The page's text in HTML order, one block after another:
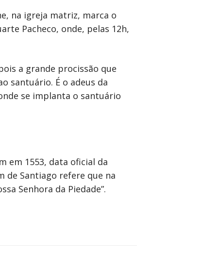
na igreja matriz, marca o
Pacheco, onde, pelas 12h,
a grande procissão que
santuário. É o adeus da
se implanta o santuário
em 1553, data oficial da
de Santiago refere que na
Senhora da Piedade”.